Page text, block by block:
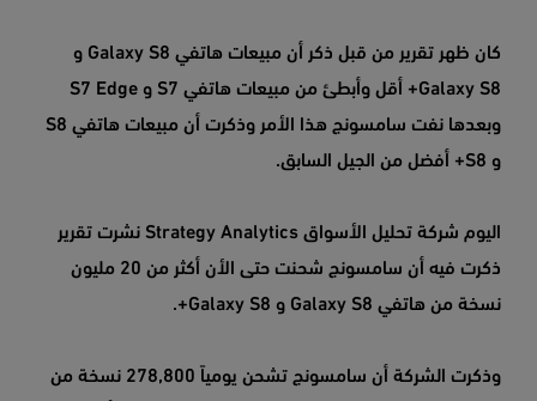
كان ظهر تقرير من قبل ذكر أن مبيعات هاتفي Galaxy S8 و
Galaxy S8+ أقل وأبطئ من مبيعات هاتفي S7 و S7 Edge
وبعدها نفت سامسونج هذا الأمر وذكرت أن مبيعات هاتفي S8
و S8+ أفضل من الجيل السابق.
اليوم شركة تحليل الأسواق Strategy Analytics نشرت تقرير
ذكرت فيه أن سامسونج شحنت حتى الأن أكثر من 20 مليون
نسخة من هاتفي Galaxy S8 و Galaxy S8+.
وذكرت الشركة أن سامسونج تشحن يومياً 278,800 نسخة من